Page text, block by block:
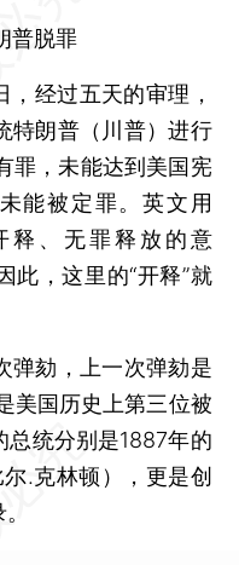
普脱罪
经过五天的审理，
特朗普（川普）进行
罪，未能达到美国宪
能被定罪。英文用
释、无罪释放的意
此，这里的“开释”就
劾，上一次弹劾是
美国历史上第三位被
总统分别是1887年的
.克林顿），更是创